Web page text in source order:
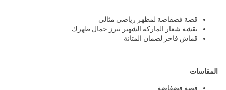
قصة فضفاضة لمظهر رياضي مثالي
نقشة شعار الماركة الشهير تبرز جمال ظهرك
قماش فاخر لضمان المتانة
المقاسات
قصة فضفاضة